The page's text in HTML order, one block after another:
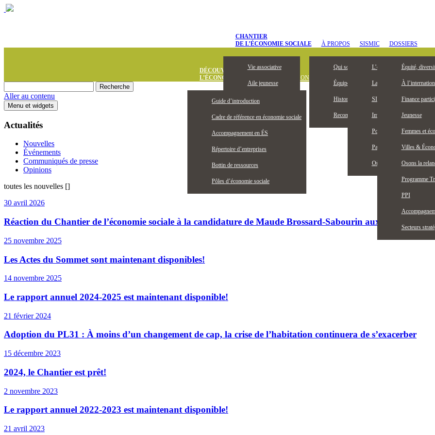
CHANTIER
DE L’ÉCONOMIE SOCIALE
Vie associative
Aile jeunesse
Devenez membre
Membres honoraires
Publications
Partenaires
Actualités
À PROPOS
Qui sommes-nous
Équipe
Historique
Reconnaissance territoriale
SISMIC
L’entrepreneuriat collectif,
La Bourse Entrepreneuriat
SISMIC, c’est quoi?
Impacts SISMIC
Portraits SISMIC
Partenaires nationaux
Où nous trouver
DOSSIERS
Équité,
À
Finance
Jeunesse
Femmes et
Villes &
Osons la
Programme
PPI
Secteurs
DÉCOUVREZ
L’ÉCONOMIE SOCIALE
Guide d’introduction
Cadre de référence en économie sociale
Accompagnement en ÉS
Répertoire d’entreprises
Bottin de ressources
Pôles d’économie sociale
DÉFINITION OUTILS ET PUBLICATIONS OFFRES
Aller au contenu
Menu et widgets
Actualités
Nouvelles
Événements
Communiqués de presse
Opinions
toutes les nouvelles []
30 avril 2026
Réaction du Chantier de l’économie sociale à la candidature de Maude Brossard-Sabourin aux prochaines
25 novembre 2025
Les Actes du Sommet sont maintenant disponibles!
14 novembre 2025
Le rapport annuel 2024-2025 est maintenant disponible!
21 février 2024
Adoption du PL31 : À moins d’un changement de cap, la crise de l’habitation continuera de s’exacerber
15 décembre 2023
2024, le Chantier est prêt!
2 novembre 2023
Le rapport annuel 2022-2023 est maintenant disponible!
21 avril 2023